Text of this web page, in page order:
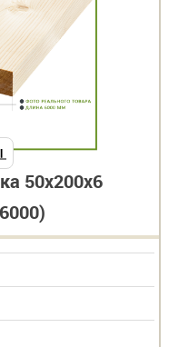
50x200x6